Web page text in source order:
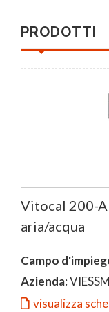
PRODOTTI
Vitocal 200-A
aria/acqua
Campo
Azienda:
visualizza